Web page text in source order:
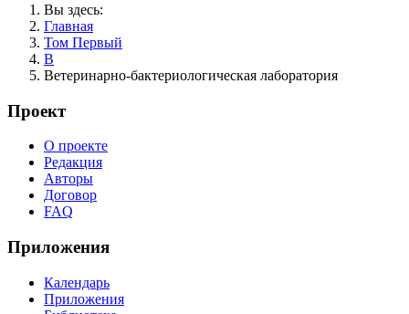
Вы здесь:
Главная
Том Первый
В
Ветеринарно-бактериологическая лаборатория
Проект
О проекте
Редакция
Авторы
Договор
FAQ
Приложения
Календарь
Приложения